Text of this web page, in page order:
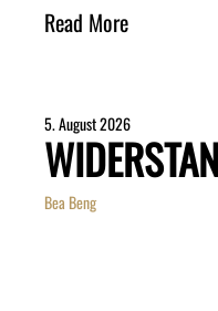
Read More
5. August 2026
Bea Beng